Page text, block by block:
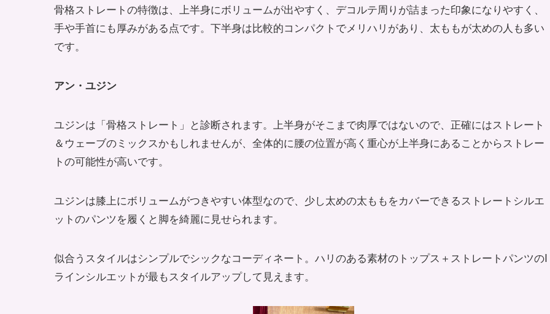
骨格ストレートの特徴は、上半身にボリュームが出やすく、デコルテ周りが詰まった印象になりやすく、
手や手首にも厚みがある点です。下半身は比較的コンパクトでメリハリがあり、太ももが太めの人も多い
です。
アン・ユジン
ユジンは「骨格ストレート」と診断されます。上半身がそこまで肉厚ではないので、正確にはストレート
＆ウェーブのミックスかもしれませんが、全体的に腰の位置が高く重心が上半身にあることからストレー
トの可能性が高いです。
ユジンは膝上にボリュームがつきやすい体型なので、少し太めの太ももをカバーできるストレートシルエ
ットのパンツを履くと脚を綺麗に見せられます。
似合うスタイルはシンプルでシックなコーディネート。ハリのある素材のトップス＋ストレートパンツのI
ラインシルエットが最もスタイルアップして見えます。